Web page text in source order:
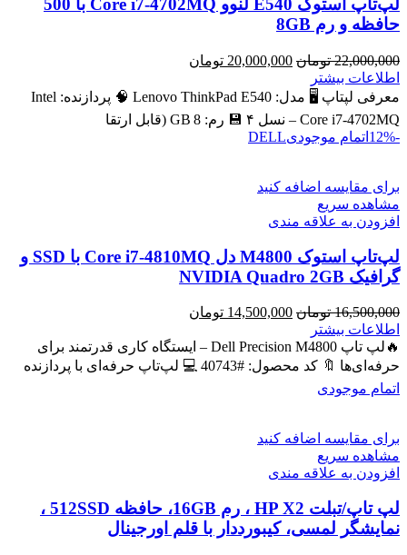
لپ‌تاپ استوک E540 لنوو Core i7-4702MQ با 500
حافظه و رم 8GB
22,000,000 تومان قیمت
22,000,000 تومان
20,000,000 تومان
20,000,000 تومان
است.
اطلاعات بیشتر
معرفی لپتاپ 🖥️ مدل: Lenovo ThinkPad E540 🧠 پردازنده: Intel
Core i7‑4702MQ – نسل ۴ 💾 رم: 8 GB (قابل ارتقا
-12%
اتمام موجودیDELL
برای مقایسه اضافه کنید
مشاهده سریع
افزودن به علاقه مندی
لپ‌تاپ استوک M4800 دل Core i7-4810MQ با SSD و
گرافیک NVIDIA Quadro 2GB
16,500,000 تومان قیمت
16,500,000 تومان
بود.
14,500,000 تومان
14,500,000 تومان
است.
اطلاعات بیشتر
🔥لپ تاپ Dell Precision M4800 – ایستگاه کاری قدرتمند برای
حرفه‌ای‌ها 🔖 کد محصول: #40743 💻 لپ‌تاپ حرفه‌ای با پردازنده
اتمام موجودی
برای مقایسه اضافه کنید
مشاهده سریع
افزودن به علاقه مندی
لپ تاپ/تبلت HP X2 ، رم 16GB، حافظه 512SSD ،
نمایشگر لمسی، کیبورددار با قلم اورجینال